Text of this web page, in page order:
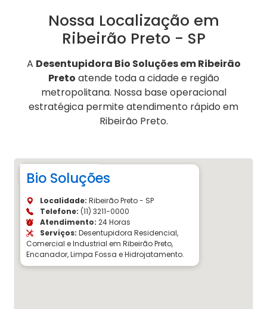
Nossa Localização em
Ribeirão Preto - SP
A Desentupidora Bio Soluções em Ribeirão
Preto atende toda a cidade e região
metropolitana. Nossa base operacional
estratégica permite atendimento rápido em
Ribeirão Preto.
Bio Soluções
Localidade: Ribeirão Preto - SP
Telefone: (11) 3211-0000
Atendimento: 24 Horas
Serviços: Desentupidora Residencial,
Comercial e Industrial em Ribeirão Preto,
Encanador, Limpa Fossa e Hidrojatamento.